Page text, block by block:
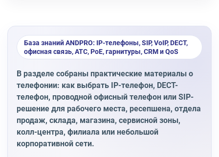
База знаний ANDPRO: IP-телефоны, SIP, VoIP, DECT,
офисная связь, АТС, PoE, гарнитуры, CRM и QoS
В разделе собраны практические материалы о
телефонии: как выбрать IP-телефон, DECT-
телефон, проводной офисный телефон или SIP-
решение для рабочего места, ресепшена, отдела
продаж, склада, магазина, сервисной зоны,
колл-центра, филиала или небольшой
корпоративной сети.